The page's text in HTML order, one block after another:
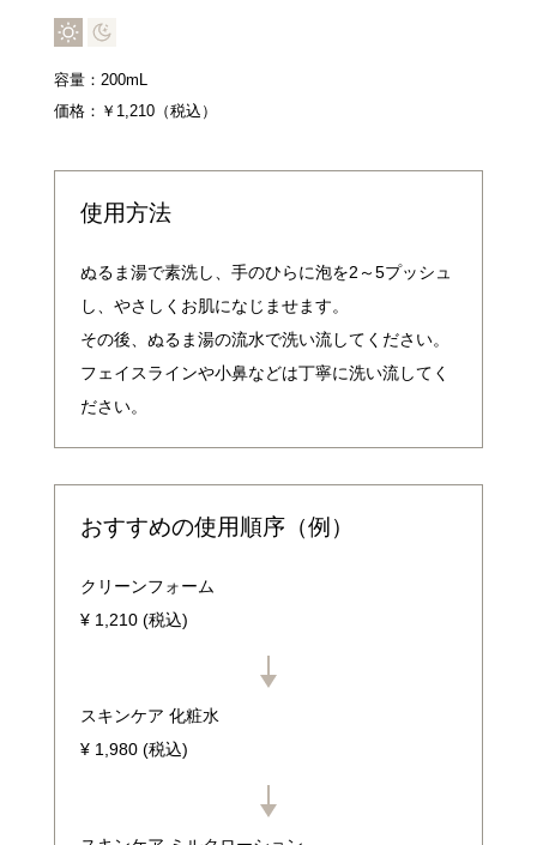
容量：200mL
価格：￥1,210（税込）
使用方法
ぬるま湯で素洗し、手のひらに泡を2～5プッシュ
し、やさしくお肌になじませます。
その後、ぬるま湯の流水で洗い流してください。
フェイスラインや小鼻などは丁寧に洗い流してく
ださい。
おすすめの使用順序（例）
クリーンフォーム
¥ 1,210 (税込)
スキンケア 化粧水
¥ 1,980 (税込)